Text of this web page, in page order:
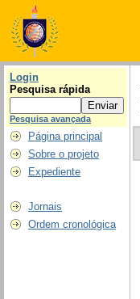
Login
Pesquisa rápida
Pesquisa avançada
Página principal
Sobre o projeto
Expediente
Jornais
Ordem cronológica